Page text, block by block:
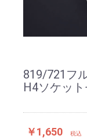
819/721フ
H4ソケット
￥1,650 税込